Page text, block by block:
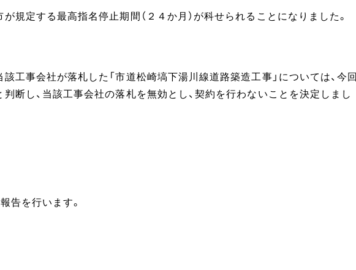
規定する最高指名停止期間（２４か月）が科せられることになりました。
工事会社が落札した「市道松崎塙下湯川線道路築造工事」については、今回
断し、当該工事会社の落札を無効とし、契約を行わないことを決定しまし
告を行います。